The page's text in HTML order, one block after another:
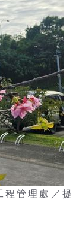
管理處／提